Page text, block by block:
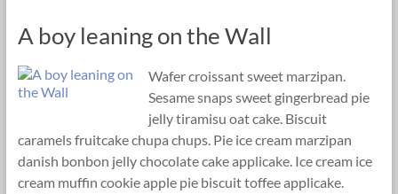
A boy leaning on the Wall
Wafer croissant sweet marzipan.
Sesame snaps sweet gingerbread pie
jelly tiramisu oat cake. Biscuit
caramels fruitcake chupa chups. Pie ice cream marzipan
danish bonbon jelly chocolate cake applicake. Ice cream ice
cream muffin cookie apple pie biscuit toffee applicake.